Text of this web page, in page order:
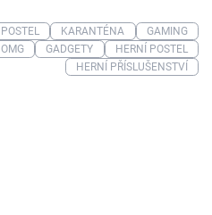
POSTEL KARANTÉNA
GAMING
OMG GADGETY
HERNÍ POSTEL
HERNÍ PŘÍSLUŠENSTVÍ